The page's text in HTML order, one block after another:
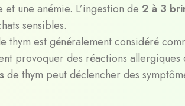
une anémie. L’ingestion de 2 à 3
sensibles.
thym est généralement considéré
provoquer des réactions
de thym peut déclencher des